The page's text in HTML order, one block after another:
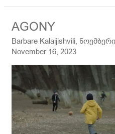
AGONY
Barbare Kalaijishvili,
November 16, 2023
AGONY